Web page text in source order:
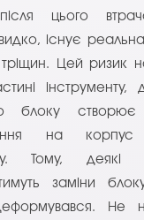
цього
існує
Цей ризик
інструменту,
блоку створює
на
Тому, деякі
заміни
Не